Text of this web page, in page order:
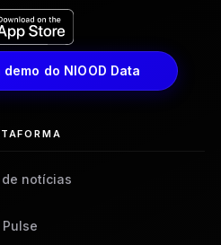
do NIOOD Data
de notícias
Pulse